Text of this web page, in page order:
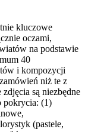
kluczowe
oczami,
na podstawie
40
i kompozycji
niż te z
są niezbędne
pokrycia: (1)
(pastele,